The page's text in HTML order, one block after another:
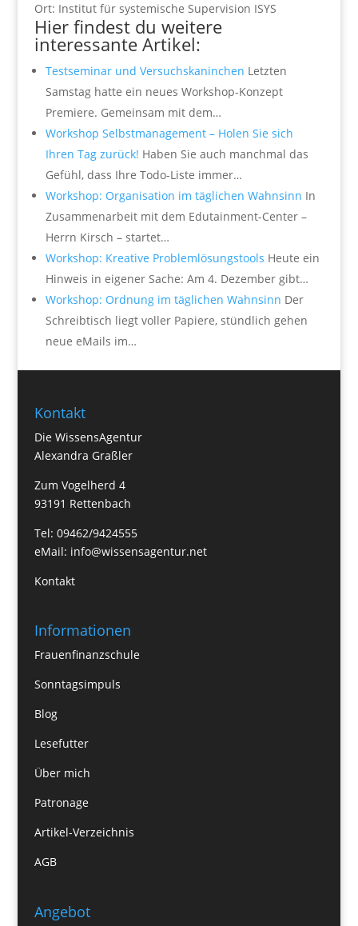
Ort: Institut für systemische Supervision ISYS
Hier findest du weitere
interessante Artikel:
Testseminar und Versuchskaninchen Letzten
Samstag hatte ein neues Workshop-Konzept
Premiere. Gemeinsam mit dem…
Workshop Selbstmanagement – Holen Sie sich
Ihren Tag zurück! Haben Sie auch manchmal das
Gefühl, dass Ihre Todo-Liste immer…
Workshop: Organisation im täglichen Wahnsinn In
Zusammenarbeit mit dem Edutainment-Center –
Herrn Kirsch – startet…
Workshop: Kreative Problemlösungstools Heute ein
Hinweis in eigener Sache: Am 4. Dezember gibt…
Workshop: Ordnung im täglichen Wahnsinn Der
Schreibtisch liegt voller Papiere, stündlich gehen
neue eMails im…
Kontakt
Die WissensAgentur
Alexandra Graßler
Zum Vogelherd 4
93191 Rettenbach
Tel: 09462/9424555
eMail: info@wissensagentur.net
Kontakt
Informationen
Frauenfinanzschule
Sonntagsimpuls
Blog
Lesefutter
Über mich
Patronage
Artikel-Verzeichnis
AGB
Angebot